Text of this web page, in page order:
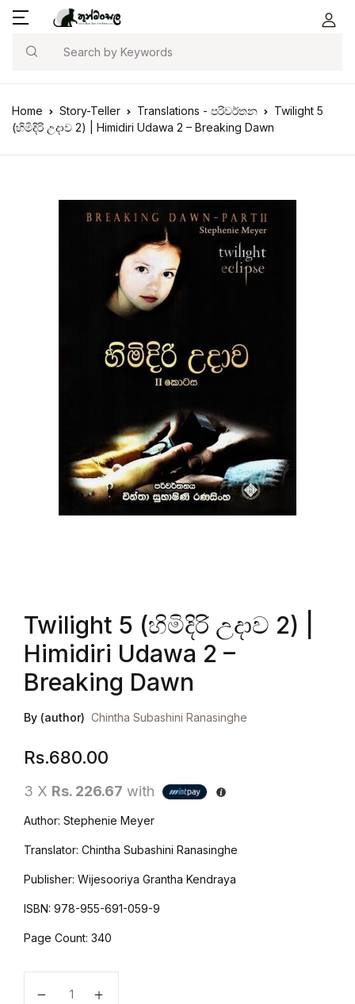
Search
Home Story-Teller Translations - පරිවර්තන
Twilight 5
(හිමිදිරි උදාව 2) | Himidiri Udawa 2 – Breaking Dawn
Twilight 5 (හිමිදිරි උදාව 2) |
Himidiri Udawa 2 –
Breaking Dawn
By (author) Chintha Subashini Ranasinghe
Rs.680.00
3 X Rs. 226.67 with
Author: Stephenie Meyer
Translator: Chintha Subashini Ranasinghe
Publisher: Wijesooriya Grantha Kendraya
ISBN: 978-955-691-059-9
Page Count: 340